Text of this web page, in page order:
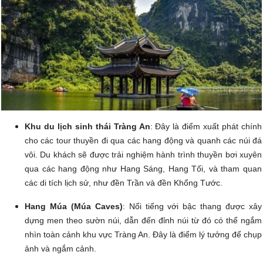
Khu du lịch sinh thái Tràng An: Đây là điểm xuất phát chính
cho các tour thuyền đi qua các hang động và quanh các núi đá
vôi. Du khách sẽ được trải nghiệm hành trình thuyền bơi xuyên
qua các hang động như Hang Sáng, Hang Tối, và tham quan
các di tích lịch sử, như đền Trần và đền Khổng Tước.
Hang Múa (Múa Caves): Nổi tiếng với bậc thang được xây
dựng men theo sườn núi, dẫn đến đỉnh núi từ đó có thể ngắm
nhìn toàn cảnh khu vực Tràng An. Đây là điểm lý tưởng để chụp
ảnh và ngắm cảnh.